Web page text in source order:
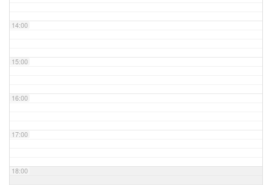
14:00
15:00
16:00
17:00
18:00